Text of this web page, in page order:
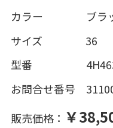
カラー ブラッ
サイズ 36
型番
お問合せ番号
販売価格： ￥